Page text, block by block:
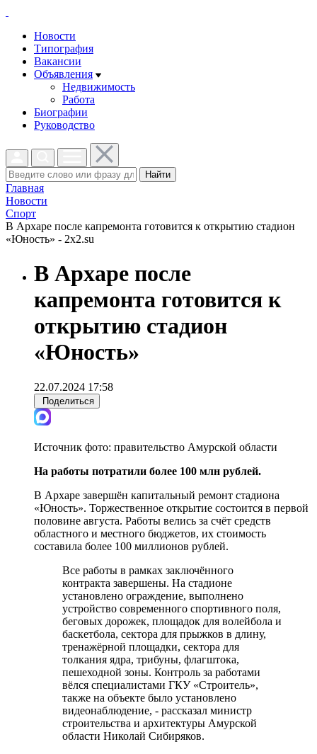
Новости
Типография
Вакансии
Объявления
Недвижимость
Работа
Биографии
Руководство
Найти
Главная
Новости
Спорт
В Архаре после капремонта готовится к открытию стадион
«Юность» - 2x2.su
В Архаре после
капремонта готовится к
открытию стадион
«Юность»
22.07.2024 17:58
Поделиться
Источник фото: правительство Амурской области
На работы потратили более 100 млн рублей.
В Архаре завершён капитальный ремонт стадиона
«Юность». Торжественное открытие состоится в первой
половине августа. Работы велись за счёт средств
областного и местного бюджетов, их стоимость
составила более 100 миллионов рублей.
Все работы в рамках заключённого
контракта завершены. На стадионе
установлено ограждение, выполнено
устройство современного спортивного поля,
беговых дорожек, площадок для волейбола и
баскетбола, сектора для прыжков в длину,
тренажёрной площадки, сектора для
толкания ядра, трибуны, флагштока,
пешеходной зоны. Контроль за работами
вёлся специалистами ГКУ «Строитель»,
также на объекте было установлено
видеонаблюдение, - рассказал министр
строительства и архитектуры Амурской
области Николай Сибиряков.